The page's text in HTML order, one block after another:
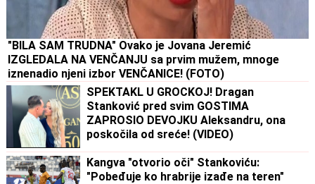
"BILA SAM TRUDNA" Ovako je Jovana Jeremić
IZGLEDALA NA VENČANJU sa prvim mužem, mnoge
iznenadio njeni izbor VENČANICE! (FOTO)
SPEKTAKL U GROCKOJ! Dragan
Stanković pred svim GOSTIMA
ZAPROSIO DEVOJKU Aleksandru, ona
poskočila od sreće! (VIDEO)
Kangva "otvorio oči" Stankoviću:
"Pobeđuje ko hrabrije izađe na teren"